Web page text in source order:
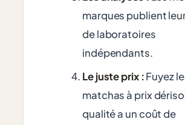
marques publient
de laboratoires
indépendants.
Le juste prix :Fuyez
matchas à prix
qualité a un coût de